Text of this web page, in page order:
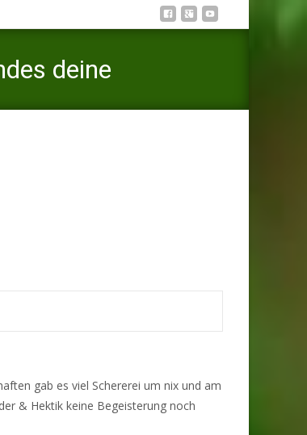
deine
gab es viel Schererei um nix und am
& Hektik keine Begeisterung noch